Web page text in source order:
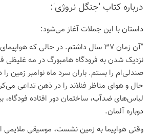
درباره كتاب 'جنگل نروژی':
داستان با این جملات آغاز می‌شود:
نزدیک شدن به فرودگاه هامبورگ در مه غلیظی
صندلی‌ام را بستم. باران سرد ماه نوامبر
حال و هوای مناظر فنلاند را در ذهن تداعی
دوباره آلمان.
وقتی هواپیما به زمین نشست، موسیقی ملایمی